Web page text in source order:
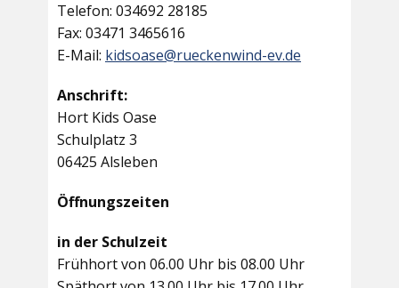
Telefon: 034692 28185
Fax: 03471 3465616
E-Mail: kidsoase@rueckenwind-ev.de
Anschrift:
Hort Kids Oase
Schulplatz 3
06425 Alsleben
Öffnungszeiten
in der Schulzeit
Frühhort von 06.00 Uhr bis 08.00 Uhr